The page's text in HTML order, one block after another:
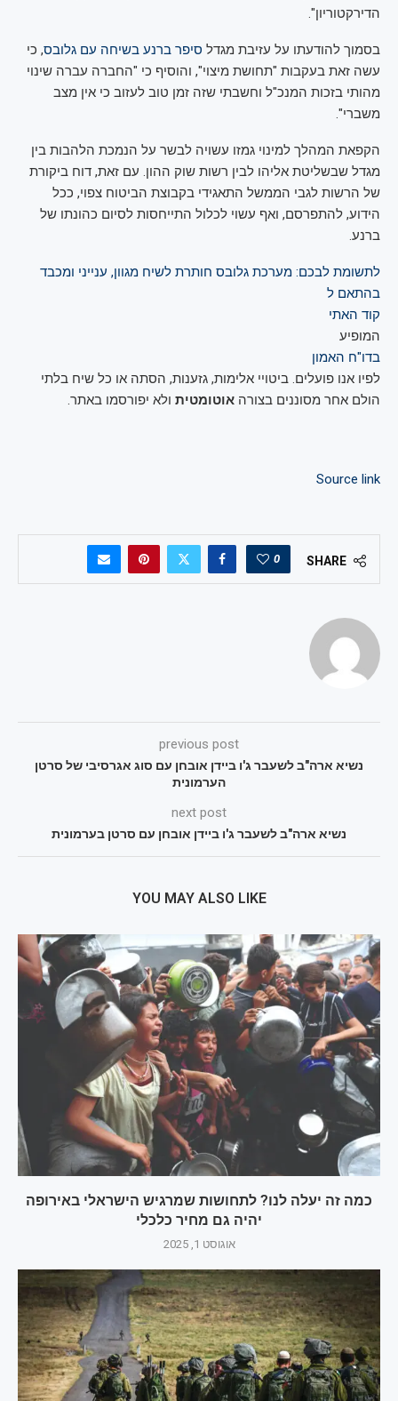
הדירקטוריון".
בסמוך להודעתו על עזיבת מגדל סיפר ברנע בשיחה עם גלובס, כי
עשה זאת בעקבות "תחושת מיצוי", והוסיף כי "החברה עברה שינוי
מהותי בזכות המנכ"ל וחשבתי שזה זמן טוב לעזוב כי אין מצב
משברי".
הקפאת המהלך למינוי גמזו עשויה לבשר על הנמכת הלהבות בין
מגדל שבשליטת אליהו לבין רשות שוק ההון. עם זאת, דוח ביקורת
של הרשות לגבי הממשל התאגידי בקבוצת הביטוח צפוי, ככל
הידוע, להתפרסם, ואף עשוי לכלול התייחסות לסיום כהונתו של
ברנע.
לתשומת לבכם: מערכת גלובס חותרת לשיח מגוון, ענייני ומכבד
בהתאם ל
קוד האתי
המופיע
בדו"ח האמון
לפיו אנו פועלים. ביטויי אלימות, גזענות, הסתה או כל שיח בלתי
הולם אחר מסוננים בצורה אוטומטית ולא יפורסמו באתר.
Source link
SHARE
0
previous post
נשיא ארה"ב לשעבר ג'ו ביידן אובחן עם סוג אגרסיבי של סרטן
הערמונית
next post
נשיא ארה"ב לשעבר ג'ו ביידן אובחן עם סרטן בערמונית
YOU MAY ALSO LIKE
כמה זה יעלה לנו? לתחושות שמרגיש הישראלי באירופה
יהיה גם מחיר כלכלי
אוגוסט 1, 2025